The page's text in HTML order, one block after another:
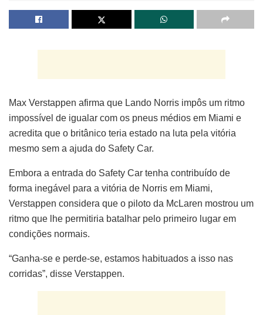
Max Verstappen afirma que Lando Norris impôs um ritmo
impossível de igualar com os pneus médios em Miami e
acredita que o britânico teria estado na luta pela vitória
mesmo sem a ajuda do Safety Car.
Embora a entrada do Safety Car tenha contribuído de
forma inegável para a vitória de Norris em Miami,
Verstappen considera que o piloto da McLaren mostrou um
ritmo que lhe permitiria batalhar pelo primeiro lugar em
condições normais.
“Ganha-se e perde-se, estamos habituados a isso nas
corridas”, disse Verstappen.